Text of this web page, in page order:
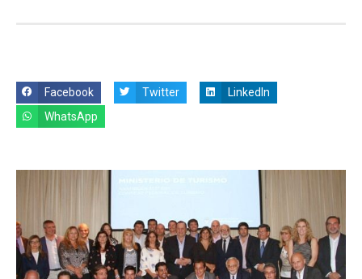
Facebook Twitter
LinkedIn
WhatsApp